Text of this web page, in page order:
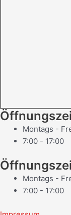
Montags -
7:00 - 17:00
Montags -
7:00 - 17:00